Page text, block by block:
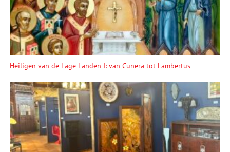
Heiligen van de Lage Landen I: van Cunera tot Lambertus